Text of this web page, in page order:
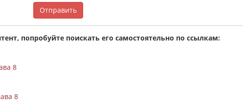
Отправить
попробуйте поискать его самостоятельно по ссылкам:
8
8